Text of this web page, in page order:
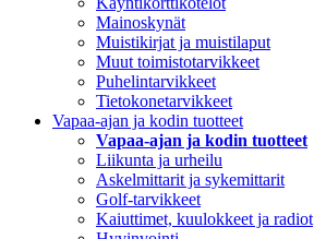
Mainoskynät
Muistikirjat ja muistilaput
Muut toimistotarvikkeet
Puhelintarvikkeet
Tietokonetarvikkeet
Vapaa-ajan ja kodin tuotteet
Vapaa-ajan ja kodin tuotteet
Liikunta ja urheilu
Askelmittarit ja sykemittarit
Golf-tarvikkeet
Kaiuttimet, kuulokkeet ja radiot